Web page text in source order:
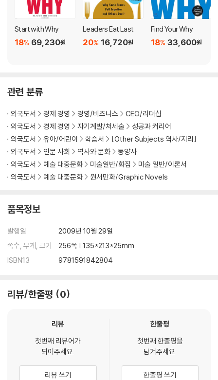
Start with Why
69,230원
18%
Leaders Eat Last
16,720원
20%
Find Your Why
33,600원
18%
관련 분류
외국도서 경제 경영 경영/비즈니스
CEO/리더십
외국도서
경제 경영 자기계발/처세술
성공과 커리어
외국도서
유아/어린이 학습서
[Other Subjects 역사/지리]
외국도서
인문 사회 역사와 문화
동양사
외국도서
예술 대중문화 미술일반/화집
미술 일반/이론서
외국도서
예술 대중문화 원서만화/Graphic Novels
품목정보
발행일
2009년 10월 29일
쪽수, 무게, 크기
256쪽 | 135*213*25mm
ISBN13
9781591842804
리뷰/한줄평 0
리뷰
첫번째 리뷰어가
되어주세요.
리뷰 쓰기
한줄평
첫번째 한줄평을
남겨주세요.
한줄평 쓰기